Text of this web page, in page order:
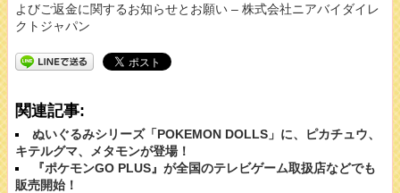
よびご返金に関するお知らせとお願い – 株式会社ニアバイダイレ
クトジャパン
関連記事:
ぬいぐるみシリーズ「POKEMON DOLLS」に、ピカチュウ、
キテルグマ、メタモンが登場！
『ポケモンGO PLUS』が全国のテレビゲーム取扱店などでも
販売開始！